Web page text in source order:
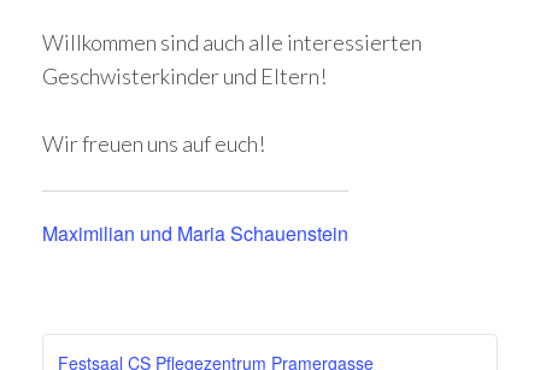
Willkommen sind auch alle interessierten
Geschwisterkinder und Eltern!
Wir freuen uns auf euch!
Maximilian und Maria Schauenstein
Festsaal CS Pflegezentrum Pramergasse